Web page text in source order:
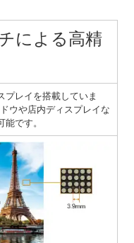
による高精
プレイを搭載していま
ウや店内ディスプレイな
です。